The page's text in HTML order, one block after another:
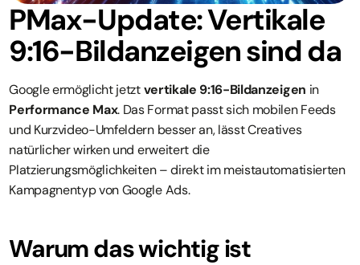
PMax-Update: Vertikale
9:16-Bildanzeigen sind da
Google ermöglicht jetzt vertikale 9:16-Bildanzeigen
in
Performance Max. Das Format passt sich mobilen Feeds
und Kurzvideo-Umfeldern besser an, lässt Creatives
natürlicher wirken und erweitert die
Platzierungsmöglichkeiten – direkt im meistautomatisierten
Kampagnentyp von Google Ads.
Warum das wichtig ist